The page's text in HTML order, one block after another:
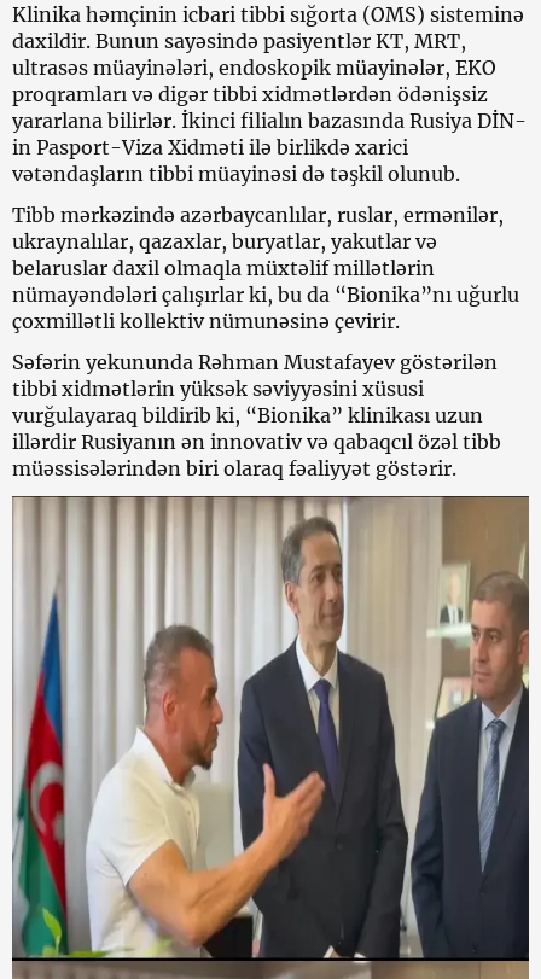
Klinika həmçinin icbari tibbi sığorta (OMS) sisteminə
daxildir. Bunun sayəsində pasiyentlər KT, MRT,
ultrasəs müayinələri, endoskopik müayinələr, EKO
proqramları və digər tibbi xidmətlərdən ödənişsiz
yararlana bilirlər. İkinci filialın bazasında Rusiya DİN-
in Pasport-Viza Xidməti ilə birlikdə xarici
vətəndaşların tibbi müayinəsi də təşkil olunub.
Tibb mərkəzində azərbaycanlılar, ruslar, ermənilər,
ukraynalılar, qazaxlar, buryatlar, yakutlar və
belaruslar daxil olmaqla müxtəlif millətlərin
nümayəndələri çalışırlar ki, bu da “Bionika”nı uğurlu
çoxmillətli kollektiv nümunəsinə çevirir.
Səfərin yekununda Rəhman Mustafayev göstərilən
tibbi xidmətlərin yüksək səviyyəsini xüsusi
vurğulayaraq bildirib ki, “Bionika” klinikası uzun
illərdir Rusiyanın ən innovativ və qabaqcıl özəl tibb
müəssisələrindən biri olaraq fəaliyyət göstərir.